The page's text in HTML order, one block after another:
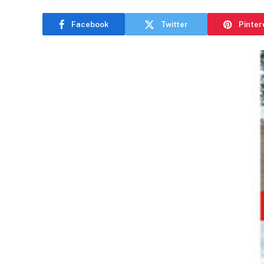
Facebook Twitter